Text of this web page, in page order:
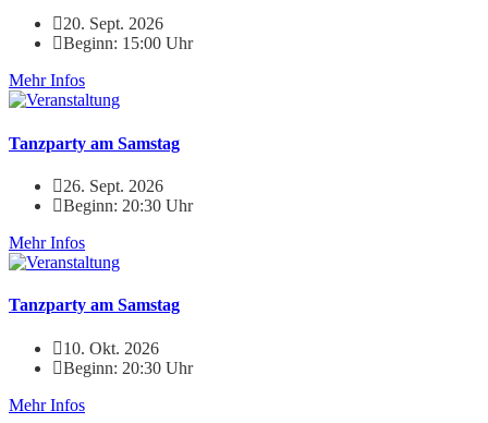
20. Sept. 2026
Beginn: 15:00 Uhr
Mehr Infos
Tanzparty am Samstag
26. Sept. 2026
Beginn: 20:30 Uhr
Mehr Infos
Tanzparty am Samstag
10. Okt. 2026
Beginn: 20:30 Uhr
Mehr Infos